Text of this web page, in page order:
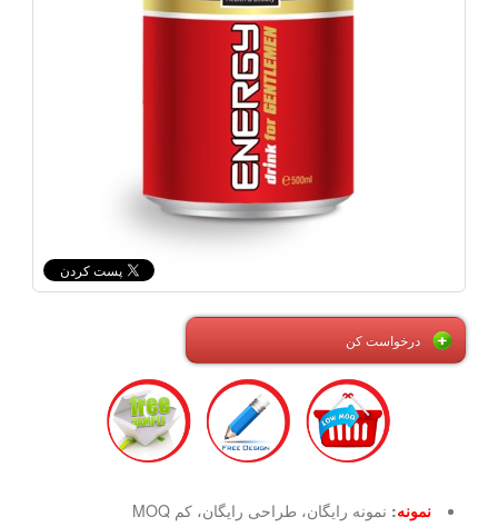
درخواست کن
نمونه: نمونه رایگان، طراحی رایگان، کم MOQ